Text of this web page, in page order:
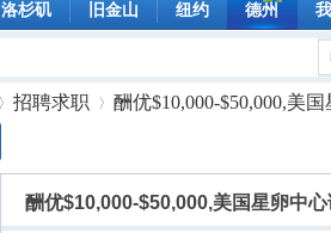
洛杉矶 旧金山 纽约 德州
招聘求职
›
酬优$10,000-$50,000,美
酬优$10,000-$50,000,美国星卵中